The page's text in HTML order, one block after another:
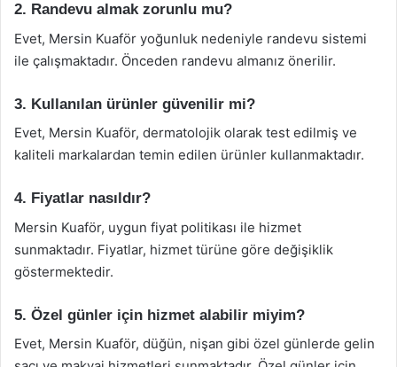
2. Randevu almak zorunlu mu?
Evet, Mersin Kuaför yoğunluk nedeniyle randevu sistemi
ile çalışmaktadır. Önceden randevu almanız önerilir.
3. Kullanılan ürünler güvenilir mi?
Evet, Mersin Kuaför, dermatolojik olarak test edilmiş ve
kaliteli markalardan temin edilen ürünler kullanmaktadır.
4. Fiyatlar nasıldır?
Mersin Kuaför, uygun fiyat politikası ile hizmet
sunmaktadır. Fiyatlar, hizmet türüne göre değişiklik
göstermektedir.
5. Özel günler için hizmet alabilir miyim?
Evet, Mersin Kuaför, düğün, nişan gibi özel günlerde gelin